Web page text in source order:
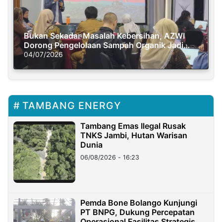
Bukan Sekadar Masalah Kebersihan, AZWI
Dorong Pengelolaan Sampah Organik Jadi
Solusi Krisis Iklim
04/07/2026
TAMBANG ENERGY
Tambang Emas Ilegal Rusak
TNKS Jambi, Hutan Warisan
Dunia
06/08/2026 - 16:23
Pemda Bone Bolango Kunjungi
PT BNPG, Dukung Percepatan